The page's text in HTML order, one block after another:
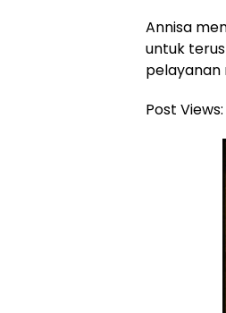
Annisa
untuk
pelayanan
Post Views: